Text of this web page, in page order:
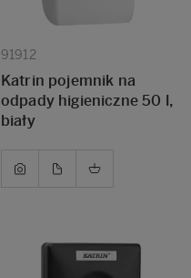
91912
Katrin pojemnik na
odpady higieniczne 50 l,
biały